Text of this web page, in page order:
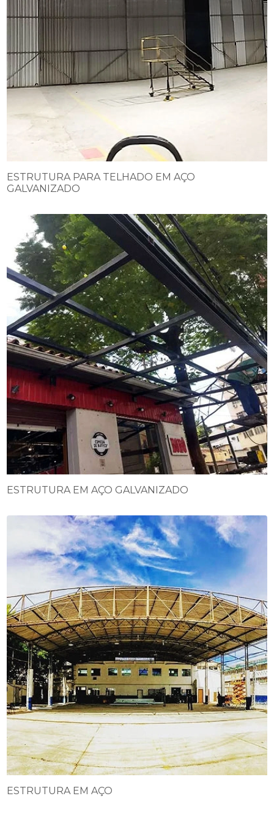
ESTRUTURA PARA TELHADO EM AÇO
GALVANIZADO
ESTRUTURA EM AÇO GALVANIZADO
ESTRUTURA EM AÇO